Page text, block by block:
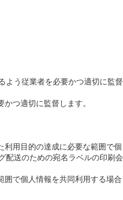
よう従業者を必要かつ適切に監督
つ適切に監督します。
用目的の達成に必要な範囲で個
配送のための宛名ラベルの印刷会
で個人情報を共同利用する場合